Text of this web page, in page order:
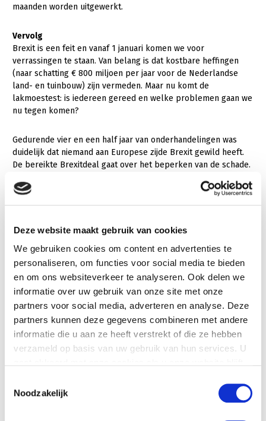
Deze website maakt gebruik van cookies
We gebruiken cookies om content en advertenties te
personaliseren, om functies voor social media te bieden
en om ons websiteverkeer te analyseren. Ook delen we
informatie over uw gebruik van onze site met onze
partners voor social media, adverteren en analyse. Deze
partners kunnen deze gegevens combineren met andere
informatie die u aan ze heeft verstrekt of die ze hebben
verzameld op basis van uw gebruik van hun services. U
Noodzakelijk
maanden worden uitgewerkt.
Vervolg
Brexit is een feit en vanaf 1 januari komen we voor
verrassingen te staan. Van belang is dat kostbare heffingen
(naar schatting € 800 miljoen per jaar voor de Nederlandse
land- en tuinbouw) zijn vermeden. Maar nu komt de
lakmoestest: is iedereen gereed en welke problemen gaan we
nu tegen komen?
Gedurende vier en een half jaar van onderhandelingen was
duidelijk dat niemand aan Europese zijde Brexit gewild heeft.
De bereikte Brexitdeal gaat over het beperken van de schade.